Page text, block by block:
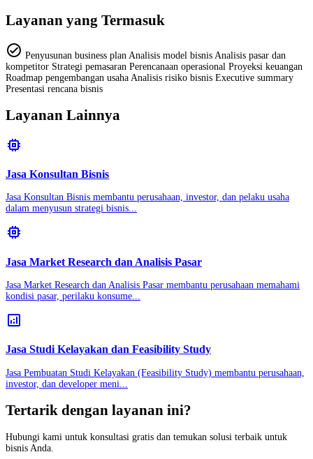
Layanan yang Termasuk
check_circle Penyusunan business plan Analisis model bisnis Analisis pasar dan
kompetitor Strategi pemasaran Perencanaan operasional Proyeksi keuangan
Roadmap pengembangan usaha Analisis risiko bisnis Executive summary
Presentasi rencana bisnis
Layanan Lainnya
memory
Jasa Konsultan Bisnis
Jasa Konsultan Bisnis membantu perusahaan, investor, dan pelaku usaha
dalam menyusun strategi bisnis...
memory
Jasa Market Research dan Analisis Pasar
Jasa Market Research dan Analisis Pasar membantu perusahaan memahami
kondisi pasar, perilaku konsume...
analytics
Jasa Studi Kelayakan dan Feasibility Study
Jasa Pembuatan Studi Kelayakan (Feasibility Study) membantu perusahaan,
investor, dan developer meni...
Tertarik dengan layanan ini?
Hubungi kami untuk konsultasi gratis dan temukan solusi terbaik untuk
bisnis Anda.